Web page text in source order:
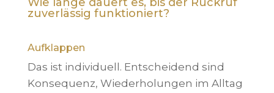
zuverlässig funktioniert?
Aufklappen
Das ist individuell. Entscheidend sind
Konsequenz, Wiederholungen im Alltag